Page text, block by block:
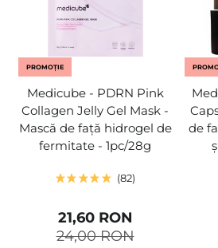
PROMOȚIE
Medicube - PDRN Pink
Collagen Jelly Gel Mask -
Mască de față hidrogel de
fermitate - 1pc/28g
82
24,00 RON
21,60 RON
de